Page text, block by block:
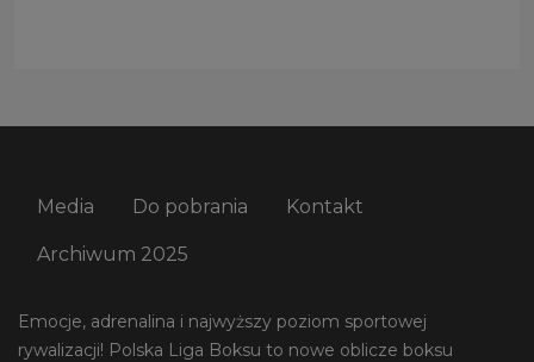
Media Do pobrania Kontakt
Archiwum 2025
Emocje, adrenalina i najwyższy poziom sportowej
rywalizacji! Polska Liga Boksu to nowe oblicze boksu